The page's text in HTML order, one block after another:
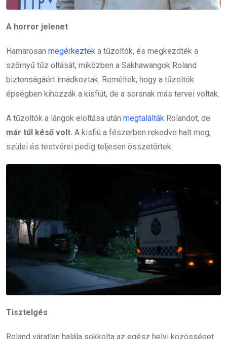
A horror jelenet
Hamarosan megérkeztek a tűzoltók, és megkezdték a
szörnyű tűz oltását, miközben a Sakhawangok Roland
biztonságáért imádkoztak. Remélték, hogy a tűzoltók
épségben kihozzák a kisfiút, de a sorsnak más tervei voltak.
A tűzoltók a lángok eloltása után megtalálták Rolandot, de
már túl késő volt. A kisfiú a fészerben rekedve halt meg,
szülei és testvérei pedig teljesen összetörtek.
Tisztelgés
Roland váratlan halála sokkolta az egész helyi közösséget.